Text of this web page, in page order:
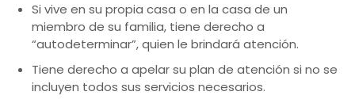
Si vive en su propia casa o en la casa de un
miembro de su familia, tiene derecho a
“autodeterminar”, quien le brindará atención.
Tiene derecho a apelar su plan de atención si no se
incluyen todos sus servicios necesarios.